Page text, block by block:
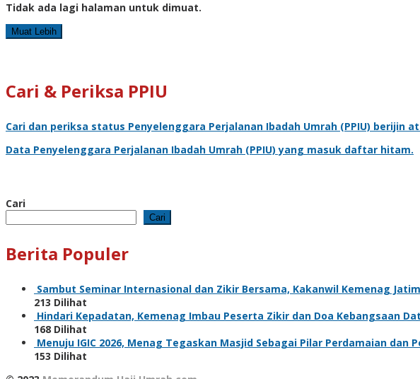
Tidak ada lagi halaman untuk dimuat.
Muat Lebih
Cari & Periksa PPIU
Cari dan periksa status Penyelenggara Perjalanan Ibadah Umrah (PPIU) berijin
Data Penyelenggara Perjalanan Ibadah Umrah (PPIU) yang masuk daftar hitam.
Cari
Cari
Berita Populer
Sambut Seminar Internasional dan Zikir Bersama, Kakanwil Kemenag
213 Dilihat
Hindari Kepadatan, Kemenag Imbau Peserta Zikir dan Doa Kebangsaan
168 Dilihat
Menuju IGIC 2026, Menag Tegaskan Masjid Sebagai Pilar Perdamaian dan
153 Dilihat